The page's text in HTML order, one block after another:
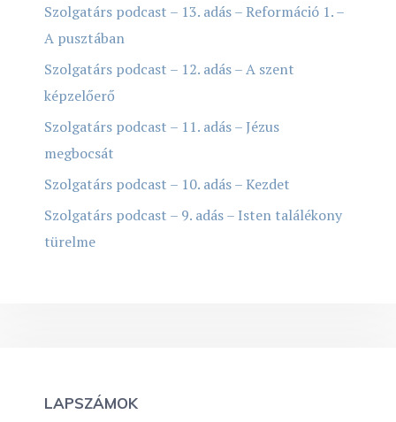
Szolgatárs podcast – 13. adás – Reformáció 1. –
A pusztában
Szolgatárs podcast – 12. adás – A szent
képzelőerő
Szolgatárs podcast – 11. adás – Jézus
megbocsát
Szolgatárs podcast – 10. adás – Kezdet
Szolgatárs podcast – 9. adás – Isten találékony
türelme
LAPSZÁMOK